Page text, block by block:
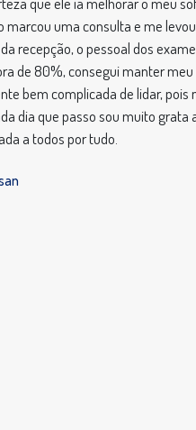
uma consulta e me
recepção, o pessoal dos
de 80%, consegui manter
bem complicada de lidar, pois
dia que passo sou muito grata
a todos por tudo.